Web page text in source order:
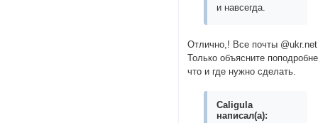
и навсегда.
Отлично,! Все почты @ukr.net
Только объясните
что и где нужно сделать.
Caligula
написал(а):